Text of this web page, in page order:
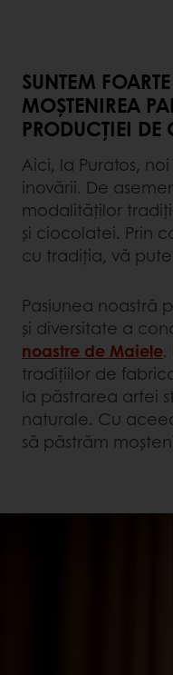
SUNTEM
MOȘTENIREA
PRODUCȚIEI
Aici, la Puratos,
inovării. De
modalităților
și ciocolatei. Prin
cu tradiția, vă
Pasiunea noastră
și diversitate a
noastre de Maiele.
tradițiilor de
la păstrarea artei
naturale. Cu
să păstrăm